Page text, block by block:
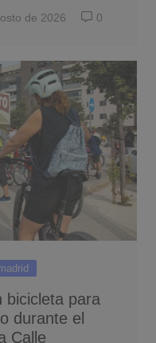
de 2026 0
bicicleta para
durante el
Calle